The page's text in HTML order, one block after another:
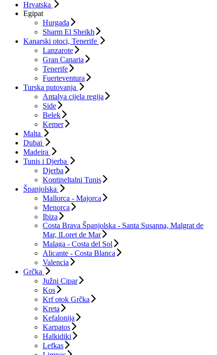
Hrvatska
Egipat
Hurgada
Sharm El Sheikh
Kanarski otoci, Tenerife
Lanzarote
Gran Canaria
Tenerife
Fuerteventura
Turska putovanja
Antalya cijela regija
Side
Belek
Kemer
Malta
Dubai
Madeira
Tunis i Djerba
Djerba
Kontineltalni Tunis
Španjolska
Mallorca - Majorca
Menorca
Ibiza
Costa Brava Španjolska - Santa Susanna, Malgrat de
Mar, lLoret de Mar
Malaga - Costa del Sol
Alicante - Costa Blanca
Valencia
Grčka
Južni Cipar
Kos
Krf otok Grčka
Kreta
Kefalonija
Karpatos
Halkidiki
Lefkas